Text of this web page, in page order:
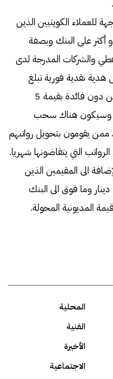
للعملاء الكويتيين الذين
رواتبهم البالغه 500 دينار أو أكثر على البنك وبصفة
والشركات المدرجة لدى
نقدية فورية تبلغ
قيمتها من 250 إلى 500 دينار أو قرض من دون فائدة بقيمة 5
وبحد أقصى 10000 دينار، وسيكون هناك سحب
ممن يقومون بتحويل رواتبهم
التي يتقاضونها شهريا.
الى المقيمين الذين
يقومون بتحويل مديونيتهم البالغة 10000 دينار وما فوق الى البنك
المحلية
الفنية
الأخيرة
الاجتماعية